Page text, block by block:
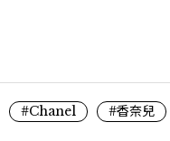
#Chanel #香奈兒